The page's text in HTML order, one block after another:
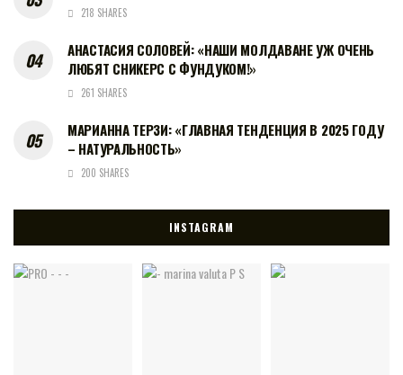
218 SHARES
АНАСТАСИЯ СОЛОВЕЙ: «НАШИ МОЛДАВАНЕ УЖ ОЧЕНЬ
ЛЮБЯТ СНИКЕРС С ФУНДУКОМ!»
261 SHARES
МАРИАННА ТЕРЗИ: «ГЛАВНАЯ ТЕНДЕНЦИЯ В 2025 ГОДУ
– НАТУРАЛЬНОСТЬ»
200 SHARES
INSTAGRAM